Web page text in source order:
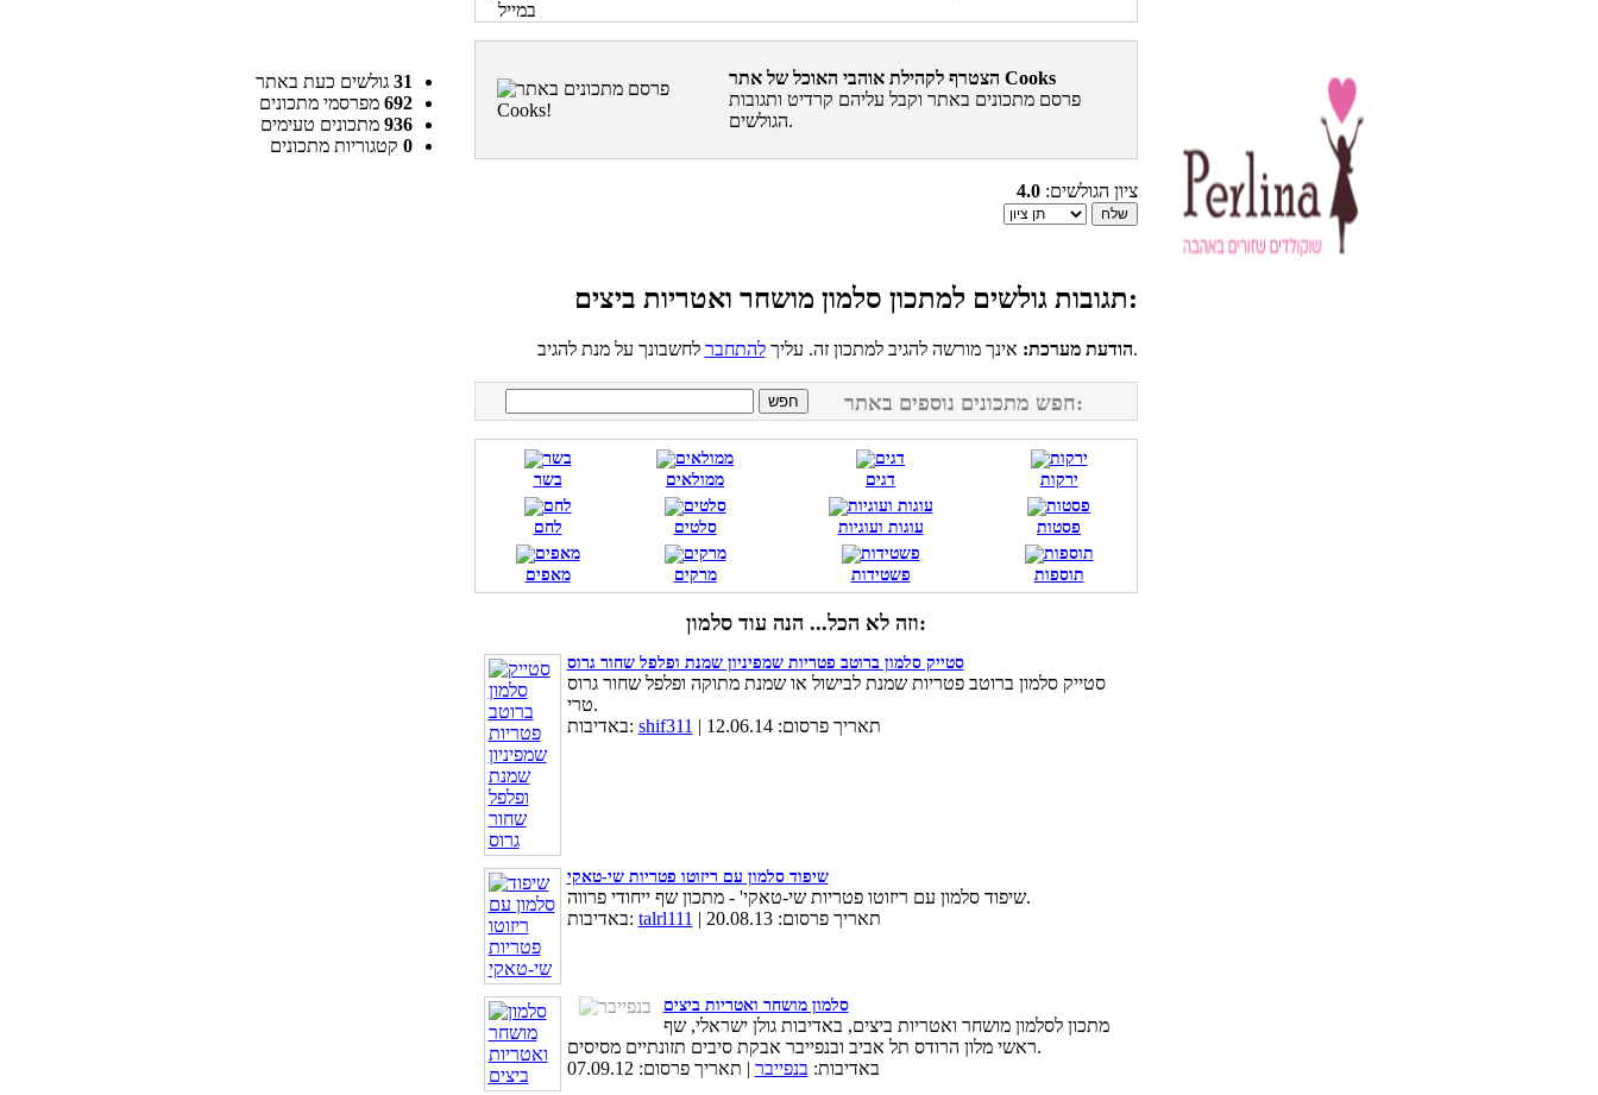
31 גולשים כעת באתר
692 מפרסמי מתכונים
936 מתכונים טעימים
0 קטגוריות מתכונים
הצטרף לקהילת אוהבי האוכל של אתר Cooks
פרסם מתכונים באתר וקבל עליהם קרדיט ותגובות
הגולשים.
ציון הגולשים:4.0
תגובות גולשים למתכון סלמון מושחר ואטריות ביצים:
הודעת מערכת: אינך מורשה להגיב למתכון זה. עליךלהתחבר לחשבונך על מנת להגיב.
חפש מתכונים נוספים באתר:
בשר ממולאים דגים ירקות
לחם סלטים עוגות ועוגיות פסטות
מאפים מרקים פשטידות תוספות
וזה לא הכל... הנה עוד סלמון:
סטייק סלמון ברוטב פטריות שמפיניון שמנת ופלפל שחור גרוס
סטייק סלמון ברוטב פטריות שמנת לבישול או שמנת מתוקה ופלפל שחור גרוס
טרי.
באדיבות: shif311 | תאריך פרסום: 12.06.14
שיפוד סלמון עם ריזוטו פטריות שי-טאקי
שיפוד סלמון עם ריזוטו פטריות שי-טאקי' - מתכון שף ייחודי פרווה.
באדיבות: talrl111 | תאריך פרסום: 20.08.13
סלמון מושחר ואטריות ביצים
מתכון לסלמון מושחר ואטריות ביצים, באדיבות גולן ישראלי, שף
ראשי מלון הרודס תל אביב ובנפייבר אבקת סיבים תזונתיים מסיסים.
באדיבות: בנפייבר | תאריך פרסום: 07.09.12